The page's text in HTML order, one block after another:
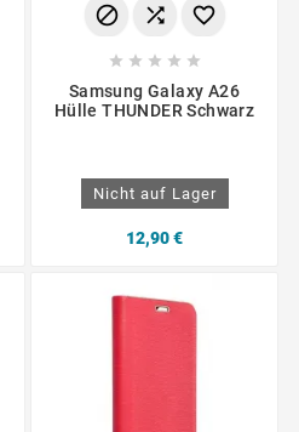
  
    
Samsung Galaxy A26
Hülle THUNDER Schwarz
Nicht auf Lager
12,90 €